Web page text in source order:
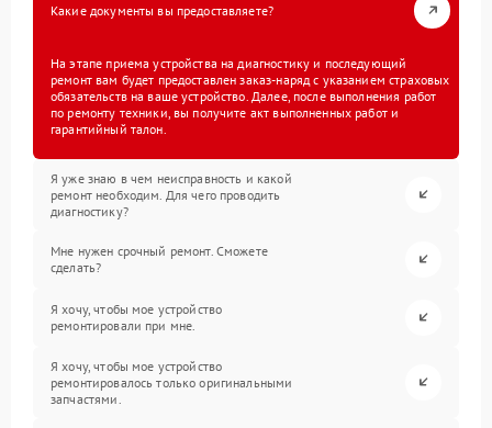
Какие документы вы предоставляете?
На этапе приема устройства на диагностику и последующий
ремонт вам будет предоставлен заказ-наряд с указанием страховых
обязательств на ваше устройство. Далее, после выполнения работ
по ремонту техники, вы получите акт выполненных работ и
гарантийный талон.
Я уже знаю в чем неисправность и какой
ремонт необходим. Для чего проводить
диагностику?
Мне нужен срочный ремонт. Сможете
сделать?
Я хочу, чтобы мое устройство
ремонтировали при мне.
Я хочу, чтобы мое устройство
ремонтировалось только оригинальными
запчастями.